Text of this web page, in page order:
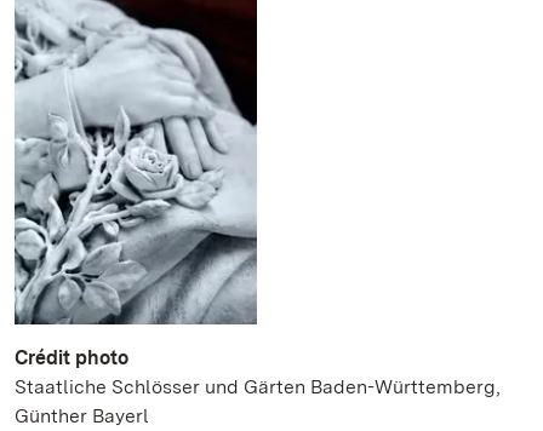
Crédit photo
Staatliche Schlösser und Gärten Baden-Württemberg,
Günther Bayerl